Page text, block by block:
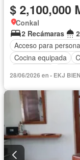
$ 2,100,000
Conkal
2 Recámaras
Acceso para
Cocina equipada
28/06/2026 en - EKJ